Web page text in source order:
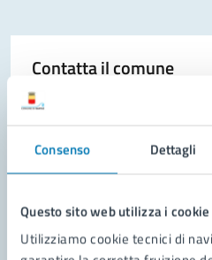
Consenso Dettagli
Questo sito web utilizza i cookie
Utilizziamo cookie tecnici di
Contatta il comune
Richiedi assistenza
Prenota appuntamento
Problemi in città